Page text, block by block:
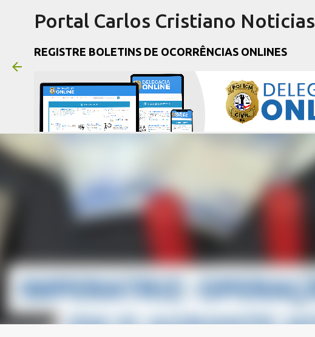
Portal Carlos Cristiano Noticias
REGISTRE BOLETINS DE OCORRÊNCIAS ONLINES